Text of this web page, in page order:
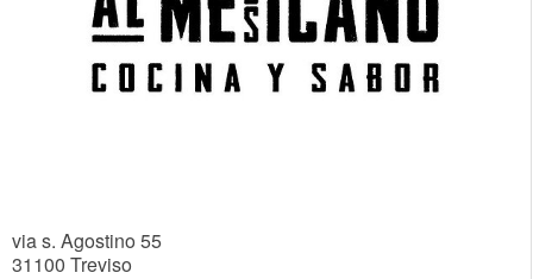
via s. Agostino 55
31100 Treviso